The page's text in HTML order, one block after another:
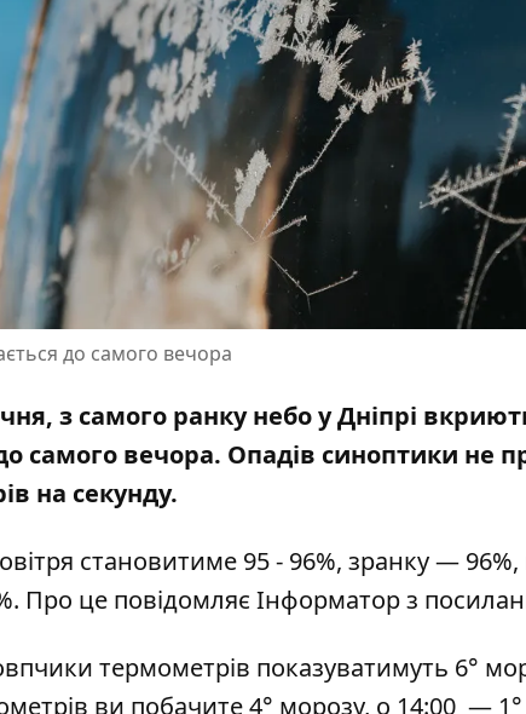
до самого вечора
з самого ранку небо у Дніпрі
самого вечора. Опадів синоптики не
на секунду.
становитиме 95 - 96%, зранку —
Про це повідомляє Інформатор з
термометрів показуватимуть 6°
ви побачите 4° морозу, о 14:00 —